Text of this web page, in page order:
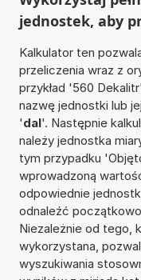
jednostek, aby
Kalkulator ten
przeliczenia wraz z
przykład '560
nazwę jednostki lub
'dal'. Następnie
należy jednostka
tym przypadku
wprowadzoną
odpowiednie
odnaleźć
Niezależnie od tego,
wykorzystana,
wyszukiwania